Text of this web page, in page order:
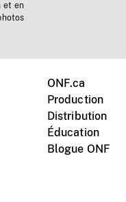
et en
ONF.ca
Production
Distribution
Éducation
Blogue ONF